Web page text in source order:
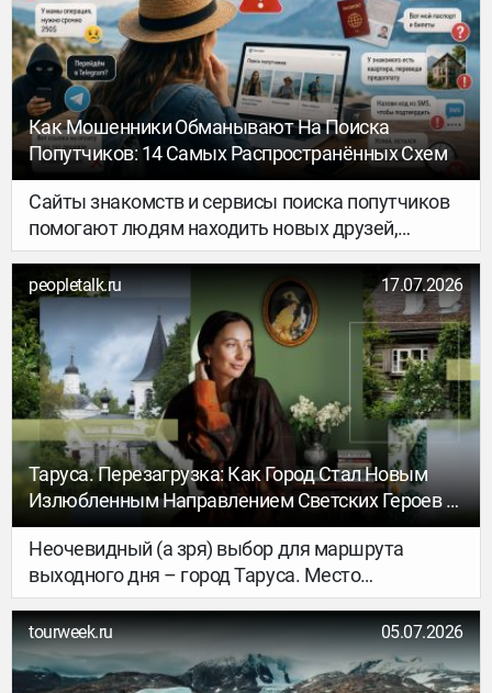
Готовят его очень редко, обычно к большим
праздникам, но и для приезжающих туристов
делают исключение. Получилось достаточно
вкусно.
Как Мошенники Обманывают На Поиска
Попутчиков: 14 Самых Распространённых Схем
Сайты знакомств и сервисы поиска попутчиков
помогают людям находить новых друзей,
компанию для путешествий и даже свою вторую
половину. К сожалению, там, где появляются
доверие и общение, всегда находятся и
мошенники.
peopletalk.ru 17.07.2026
Таруса. Перезагрузка: Как Город Стал Новым
Излюбленным Направлением Светских Героев И
Почему В Нем Стоит Побывать Хоть Раз
Неочевидный (а зря) выбор для маршрута
выходного дня – город Таруса. Место
притяжения многих литераторов и художников.
Здесь на каждом шагу стоят памятники
выдающимся «тарусским дачникам» и царит
атмосфера спокойного уединения. Сегодня это
tourweek.ru 05.07.2026